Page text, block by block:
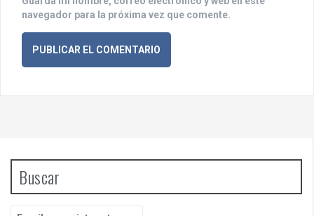
navegador para la próxima vez que comente.
Buscar